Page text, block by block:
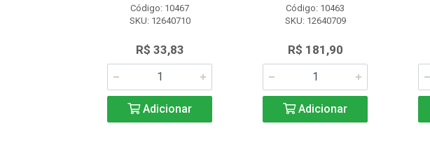
Código: 10467
SKU: 12640710
R$ 33,83
Adicionar
Código: 10463
SKU: 12640709
R$ 181,90
Adicionar